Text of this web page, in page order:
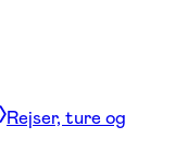
Rejser, ture og